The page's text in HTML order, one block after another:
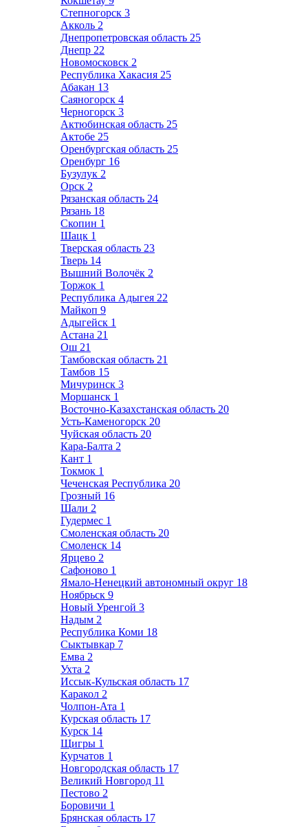
Степногорск 3
Акколь 2
Днепропетровская область 25
Днепр 22
Новомосковск 2
Республика Хакасия 25
Абакан 13
Саяногорск 4
Черногорск 3
Актюбинская область 25
Актобе 25
Оренбургская область 25
Оренбург 16
Бузулук 2
Орск 2
Рязанская область 24
Рязань 18
Скопин 1
Шацк 1
Тверская область 23
Тверь 14
Вышний Волочёк 2
Торжок 1
Республика Адыгея 22
Майкоп 9
Адыгейск 1
Астана 21
Ош 21
Тамбовская область 21
Тамбов 15
Мичуринск 3
Моршанск 1
Восточно-Казахстанская область 20
Усть-Каменогорск 20
Чуйская область 20
Кара-Балта 2
Кант 1
Токмок 1
Чеченская Республика 20
Грозный 16
Шали 2
Гудермес 1
Смоленская область 20
Смоленск 14
Ярцево 2
Сафоново 1
Ямало-Ненецкий автономный округ 18
Ноябрьск 9
Новый Уренгой 3
Надым 2
Республика Коми 18
Сыктывкар 7
Емва 2
Ухта 2
Иссык-Кульская область 17
Каракол 2
Чолпон-Ата 1
Курская область 17
Курск 14
Щигры 1
Курчатов 1
Новгородская область 17
Великий Новгород 11
Пестово 2
Боровичи 1
Брянская область 17